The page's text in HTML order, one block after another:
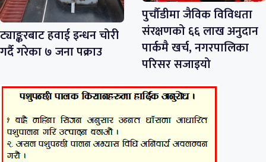
ट्याङ्करबाट हवाई इन्धन चोरी
गर्दै गरेका ७ जना पक्राउ
पुर्चौडीमा जैविक विविधता
संरक्षणको ६६ लाख अनुदान
पार्कमै खर्च, नगरपालिका
परिसर सजाइयो